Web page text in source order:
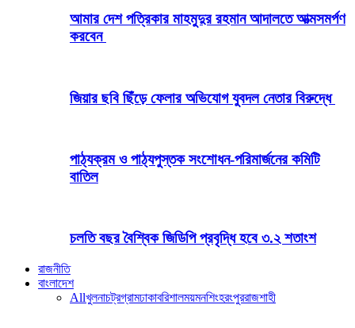
আমার দেশ পত্রিকার মাহমুদুর রহমান আদালতে আত্মসমর্পণ
করবেন
জিয়ার ছবি ছিঁড়ে ফেলার অভিযোগ যুবদল নেতার বিরুদ্ধে
পাঠ্যক্রম ও পাঠ্যপুস্তক সংশোধন-পরিমার্জনের কমিটি
বাতিল
চলতি বছর বৈশ্বিক জিডিপি প্রবৃদ্ধি হবে ৩.২ শতাংশ
রাজনীতি
বাংলাদেশ
Allখুলনাচট্রগ্রামঢাকাবরিশালময়মনশিংহরংপুররাজশাহী